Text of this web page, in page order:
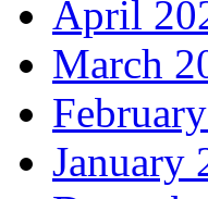
April
March
January